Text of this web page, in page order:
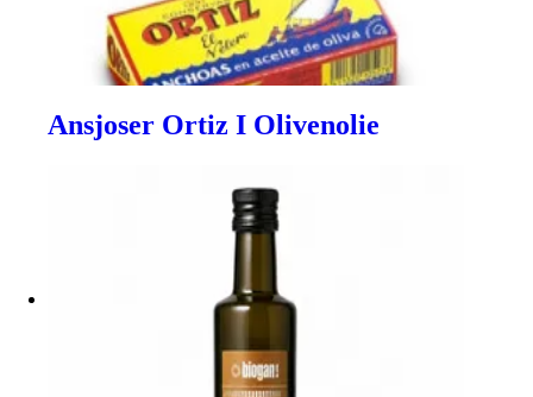
Ansjoser Ortiz I Olivenolie